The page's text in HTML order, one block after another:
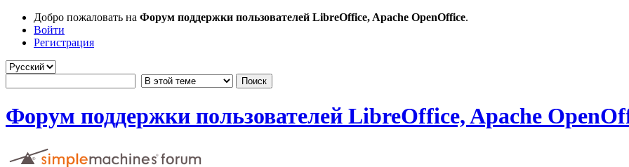
Добро пожаловать на Форум поддержки пользователей LibreOffice, Apache OpenOffice.
Войти
Регистрация
Форум поддержки пользователей LibreOffice, Apache